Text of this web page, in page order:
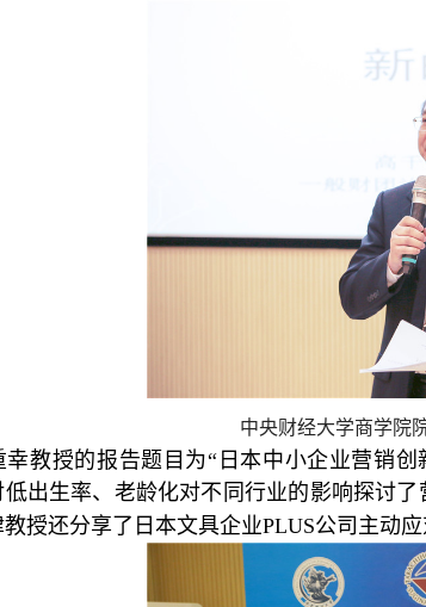
中央财经大学商学院
幸教授的报告题目为“日本中小企业营销
出生率、老龄化对不同行业的影响探讨
授还分享了日本文具企业PLUS公司主动